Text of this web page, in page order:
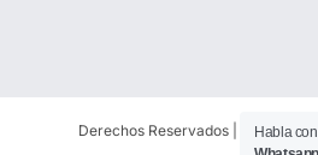
Derechos Reservados | 1997-2026
Habla